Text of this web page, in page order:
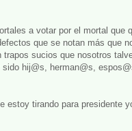
a votar por el mortal que
que se notan más que
sucios que nosotros
hij@s, herman@s,
estoy tirando para presidente